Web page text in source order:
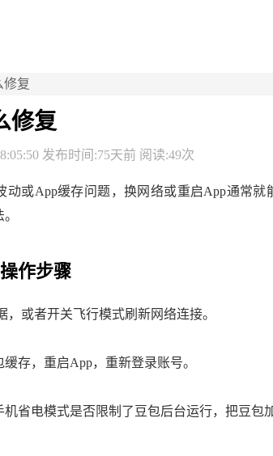
修复
修复
发布时间:75天前 阅读:49次
动或App缓存问题，换网络或重启App通常就
作步骤
，或者开关飞行模式刷新网络连接。
存，重启App，重新登录账号。
省电模式是否限制了豆包后台运行，把豆包